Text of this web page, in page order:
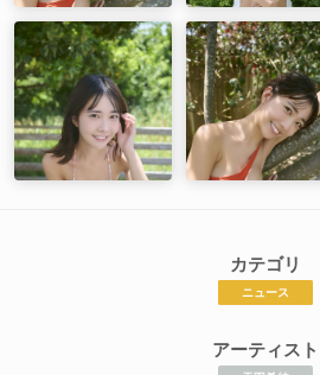
カテゴリ
ニュース
アーティスト